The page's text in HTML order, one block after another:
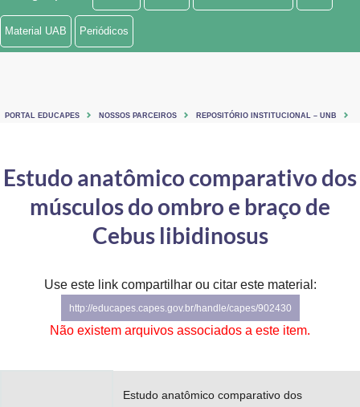
Ministério de Minas e Energia
Controladoria-Geral da União
Ministério da Mulher, da Família e dos Direitos Humanos
Secretaria de Governo
Gabinete de Segurança Institucional
Material UAB Periódicos
PORTAL EDUCAPES NOSSOS PARCEIROS REPOSITÓRIO INSTITUCIONAL – UNB
Estudo anatômico comparativo dos
músculos do ombro e braço de
Cebus libidinosus
Use este link compartilhar ou citar este material:
http://educapes.capes.gov.br/handle/capes/902430
Não existem arquivos associados a este item.
Estudo anatômico comparativo dos